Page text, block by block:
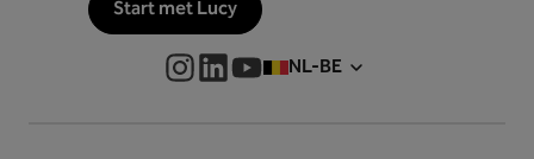
Start met Lucy
NL-BE